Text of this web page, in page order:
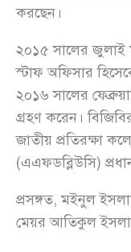
করছেন।
২০১৫ সালের জুলাই
স্টাফ অফিসার
২০১৬ সালের
গ্রহণ করেন।
জাতীয় প্রতিরক্ষা
(এএফডব্লিউসি)
প্রসঙ্গত, মইনুল
মেয়র আতিকুল